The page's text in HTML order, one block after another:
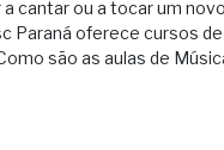
a cantar ou a tocar um
Paraná oferece cursos
são as aulas de